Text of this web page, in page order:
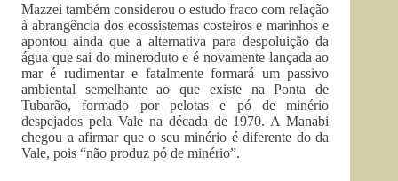
Mazzei também considerou o estudo fraco com relação
à abrangência dos ecossistemas costeiros e marinhos e
apontou ainda que a alternativa para despoluição da
água que sai do mineroduto e é novamente lançada ao
mar é rudimentar e fatalmente formará um passivo
ambiental semelhante ao que existe na Ponta de
Tubarão, formado por pelotas e pó de minério
despejados pela Vale na década de 1970. A Manabi
chegou a afirmar que o seu minério é diferente do da
Vale, pois “não produz pó de minério”.